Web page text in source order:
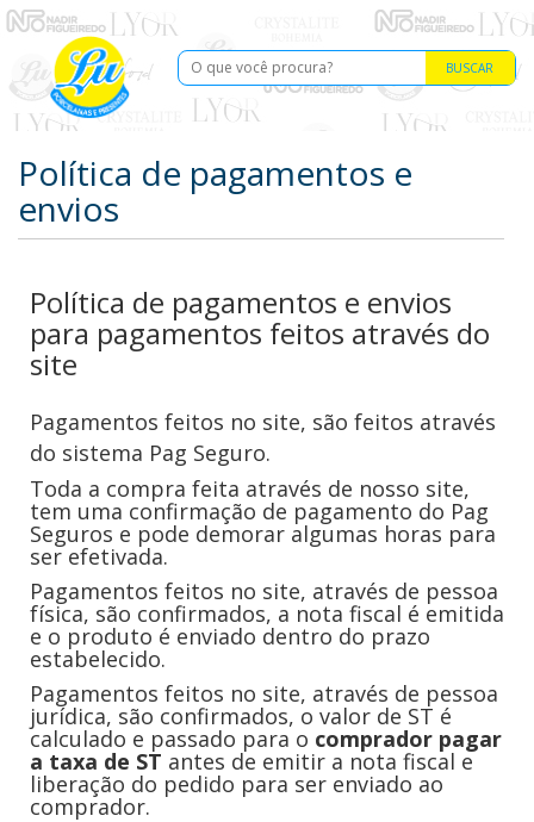
BUSCAR
Política de pagamentos e
envios
Política de pagamentos e envios
para pagamentos feitos através do
site
Pagamentos feitos no site, são feitos através
do sistema Pag Seguro.
Toda a compra feita através de nosso site,
tem uma confirmação de pagamento do Pag
Seguros e pode demorar algumas horas para
ser efetivada.
Pagamentos feitos no site, através de pessoa
física, são confirmados, a nota fiscal é emitida
e o produto é enviado dentro do prazo
estabelecido.
Pagamentos feitos no site, através de pessoa
jurídica, são confirmados, o valor de ST é
calculado e passado para o comprador pagar
a taxa de ST antes de emitir a nota fiscal e
liberação do pedido para ser enviado ao
comprador.